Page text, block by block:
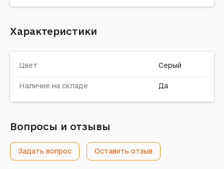
Характеристики
Цвет Серый
Наличие на складе Да
Вопросы и отзывы
Задать вопрос Оставить отзыв